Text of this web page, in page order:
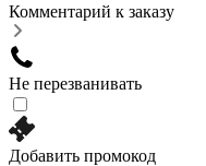
Комментарий к заказу
Не перезванивать
Добавить промокод